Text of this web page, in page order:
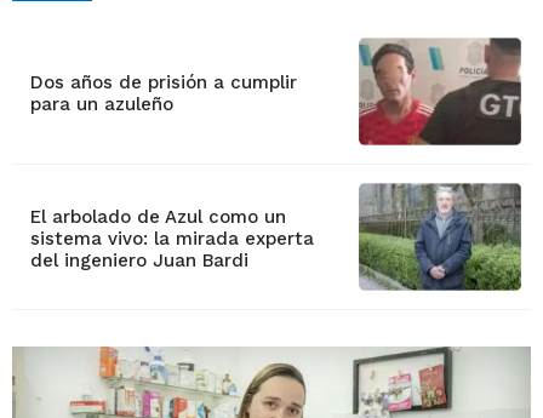
Dos años de prisión a cumplir
para un azuleño
El arbolado de Azul como un
sistema vivo: la mirada experta
del ingeniero Juan Bardi